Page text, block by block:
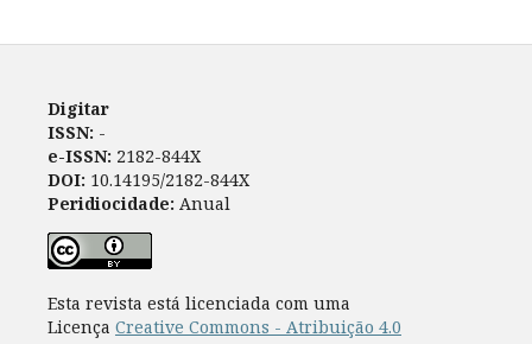
Digitar
ISSN: -
e-ISSN: 2182-844X
DOI: 10.14195/2182-844X
Peridiocidade: Anual
Esta revista está licenciada com uma
Licença Creative Commons - Atribuição 4.0